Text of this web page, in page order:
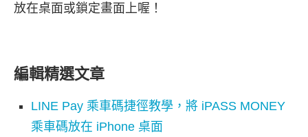
放在桌面或鎖定畫面上喔！
編輯精選文章
LINE Pay 乘車碼捷徑教學，將 iPASS MONEY
乘車碼放在 iPhone 桌面